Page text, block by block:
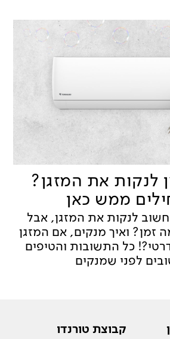
לנקות את המזגן?
ממש כאן
לנקות את המזגן, אבל
זמן? ואיך מנקים, אם המזגן
כל התשובות והטיפים
לפני שמנקים
קבוצת טורנדו